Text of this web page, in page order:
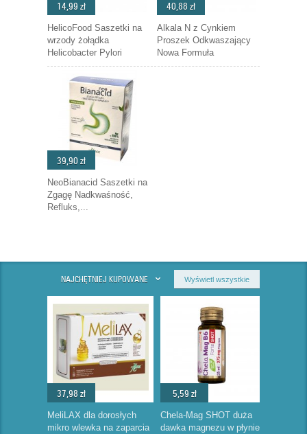
14,99 zł
HelicoFood Saszetki na
wrzody żołądka
Helicobacter Pylori
40,88 zł
Alkala N z Cynkiem
Proszek Odkwaszający
Nowa Formuła
39,90 zł
NeoBianacid Saszetki na
Zgagę Nadkwaśność,
Refluks,...
NAJCHĘTNIEJ KUPOWANE Wyświetl wszystkie
37,98 zł
MeliLAX dla dorosłych
mikro wlewka na zaparcia
5,59 zł
Chela-Mag SHOT duża
dawka magnezu w płynie